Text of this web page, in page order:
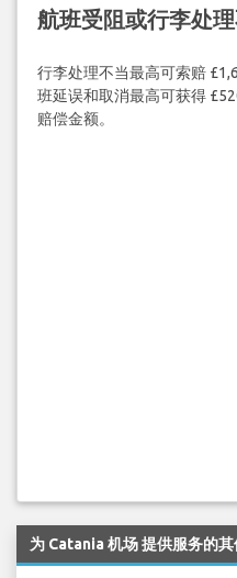
航班受阻或行李处
行李处理不当最高可索赔
班延误和取消最高可获得
赔偿金额。
为 Catania 机场 提供服务的